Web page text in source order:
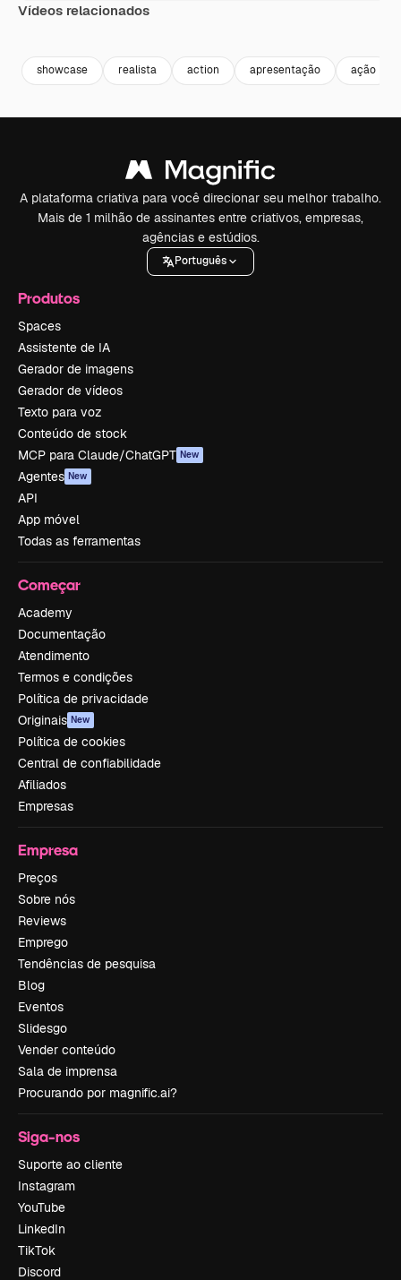
Vídeos relacionados
showcase realista action apresentação ação
A plataforma criativa para você direcionar seu melhor trabalho.
Mais de 1 milhão de assinantes entre criativos, empresas,
agências e estúdios.
Português
Produtos
Spaces
Assistente de IA
Gerador de imagens
Gerador de vídeos
Texto para voz
Conteúdo de stock
MCP para Claude/ChatGPT New
Agentes New
API
App móvel
Todas as ferramentas
Começar
Academy
Documentação
Atendimento
Termos e condições
Política de privacidade
Originais New
Política de cookies
Central de confiabilidade
Afiliados
Empresas
Empresa
Preços
Sobre nós
Reviews
Emprego
Tendências de pesquisa
Blog
Eventos
Slidesgo
Vender conteúdo
Sala de imprensa
Procurando por magnific.ai?
Siga-nos
Suporte ao cliente
Instagram
YouTube
LinkedIn
TikTok
Discord